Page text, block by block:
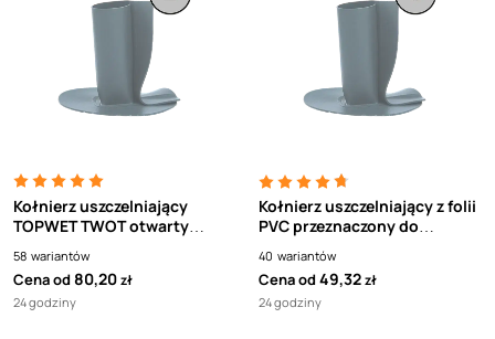
Kołnierz uszczelniający
TOPWET TWOT otwarty
kwadratowy z folii PVC
58 wariantów
Cena od80,20zł
24 godziny
Kołnierz uszczelniający z folii
PVC przeznaczony do
obrabiania przepustów TWOT
TOPWET
40 wariantów
Cena od49,32zł
24 godziny